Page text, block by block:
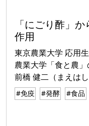
「にごり酢」
作用
東京農業大学 応用
農業大学「食と農
前橋 健二（まえはし
#免疫 #発酵 #食品